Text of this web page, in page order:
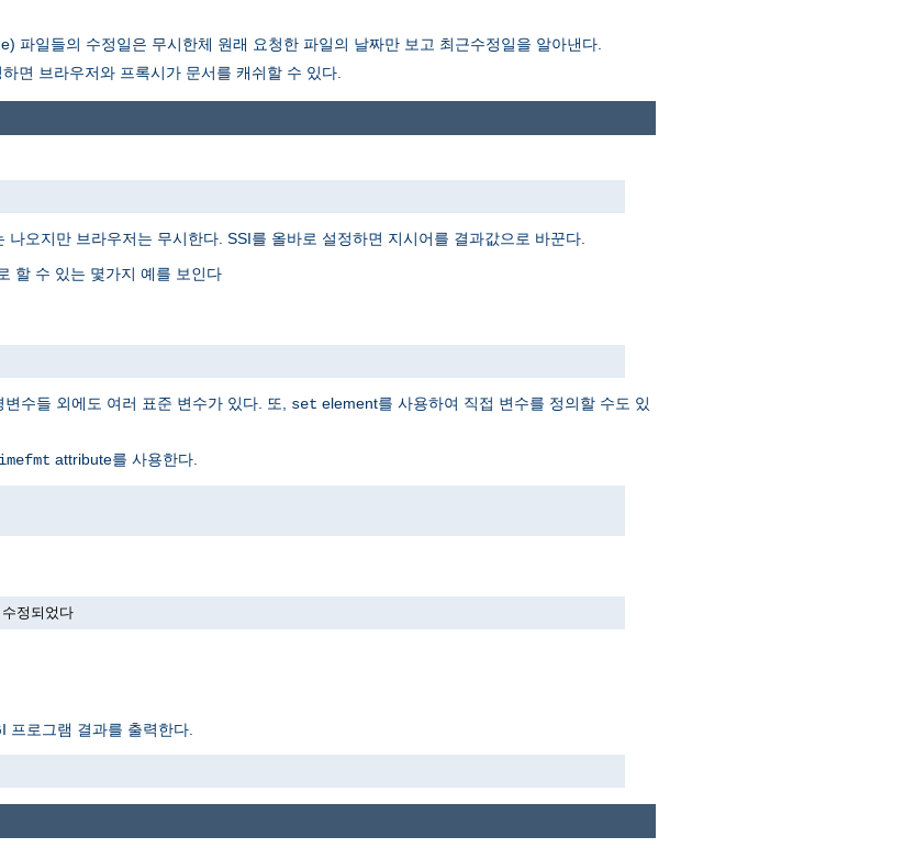
파일들의 수정일은 무시한체 원래 요청한 파일의 날짜만 보고 최근수정일을 알아낸다.
면 브라우저와 프록시가 문서를 캐쉬할 수 있다.
오지만 브라우저는 무시한다. SSI를 올바로 설정하면 지시어를 결과값으로 바꾼다.
할 수 있는 몇가지 예를 보인다
수들 외에도 여러 표준 변수가 있다. 또, set element를 사용하여 직접 변수를 정의할 수도 있
attribute를 사용한다.
되었다
프로그램 결과를 출력한다.